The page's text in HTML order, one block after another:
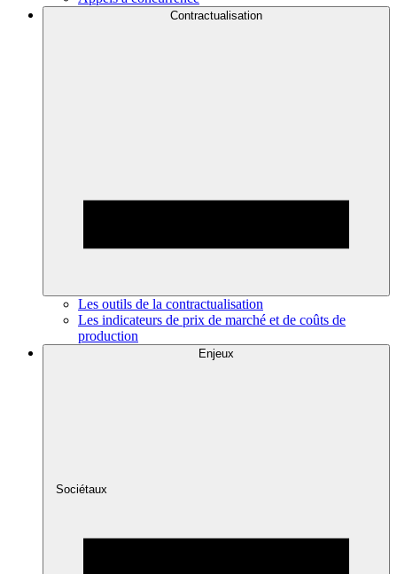
Contractualisation
Les outils de la contractualisation
Les indicateurs de prix de marché et de coûts de
production
Enjeux
Sociétaux